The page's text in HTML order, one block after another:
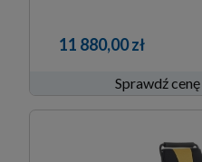
11 880,00 zł
Sprawdź